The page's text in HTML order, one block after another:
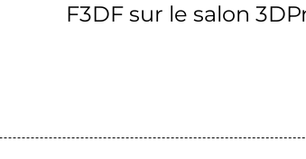
F3DF sur le salon